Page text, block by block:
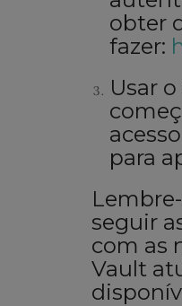
obter
fazer:
Usar
para
seguir
com as
Vault